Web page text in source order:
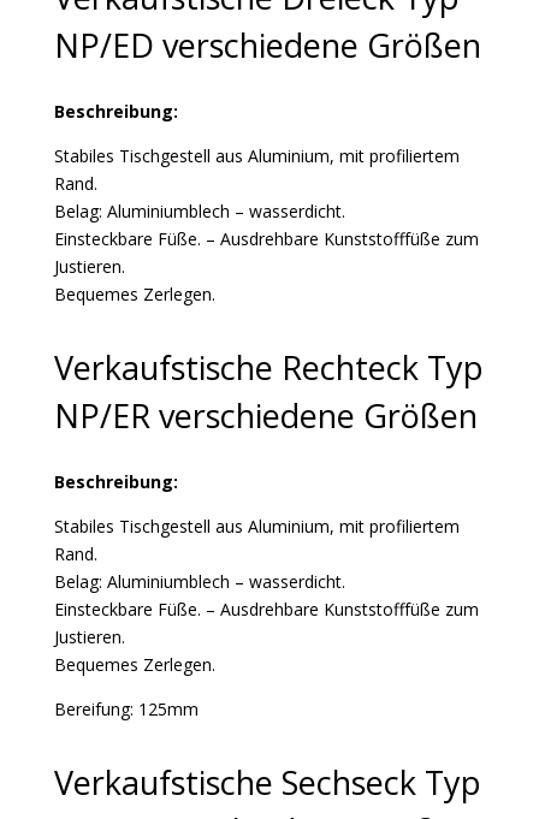
NP/ED verschiedene Größen
Beschreibung:
Stabiles Tischgestell aus Aluminium, mit profiliertem
Rand.
Belag: Aluminiumblech – wasserdicht.
Einsteckbare Füße. – Ausdrehbare Kunststofffüße zum
Justieren.
Bequemes Zerlegen.
Verkaufstische Rechteck Typ
NP/ER verschiedene Größen
Beschreibung:
Stabiles Tischgestell aus Aluminium, mit profiliertem
Rand.
Belag: Aluminiumblech – wasserdicht.
Einsteckbare Füße. – Ausdrehbare Kunststofffüße zum
Justieren.
Bequemes Zerlegen.
Bereifung: 125mm
Verkaufstische Sechseck Typ